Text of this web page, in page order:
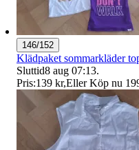
146/152
Klädpaket sommarkläder
Sluttid8 aug 07:13.
Pris:139 kr,Eller Köp nu